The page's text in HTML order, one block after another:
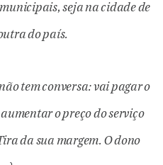
seja na cidade de
do país.
tem conversa: vai pagar o
o preço do serviço
da sua margem. O dono